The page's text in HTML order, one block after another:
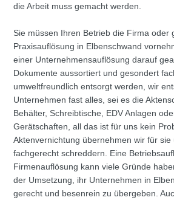
die Arbeit muss gemacht werden.
Sie müssen Ihren Betrieb die Firma oder
Praxisauflösung in Elbenschwand
einer Unternehmensauflösung darauf
Dokumente aussortiert und gesondert
umweltfreundlich entsorgt werden, wir
Unternehmen fast alles, sei es die
Behälter, Schreibtische, EDV Anlagen
Gerätschaften, all das ist für uns kein
Aktenvernichtung übernehmen wir für sie
fachgerecht schreddern. Eine
Firmenauflösung kann viele Gründe
der Umsetzung, ihr Unternehmen in
gerecht und besenrein zu übergeben.